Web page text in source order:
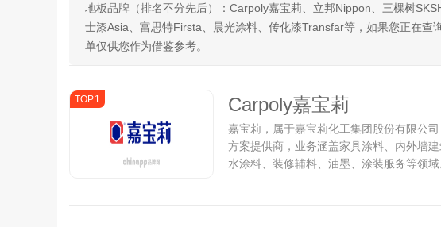
地板品牌（排名不分先后）：Carpoly嘉宝莉、立邦Nippon、三棵树
士漆Asia、富思特Firsta、晨光涂料、传化漆Transfar等，如果您正在
单仅供您作为借鉴参考。
TOP.1 Carpoly嘉宝莉
嘉宝莉，属于嘉宝莉化工集团股份有限公
方案提供商，业务涵盖家具涂料、内外墙
水涂料、装修辅料、油墨、涂装服务等领